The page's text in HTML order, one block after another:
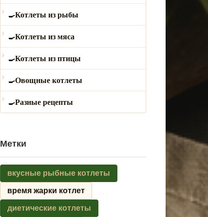
Котлеты из рыбы
Котлеты из мяса
Котлеты из птицы
Овощные котлеты
Разные рецепты
Метки
вкусные рыбные котлеты
время жарки котлет
диетические котлеты